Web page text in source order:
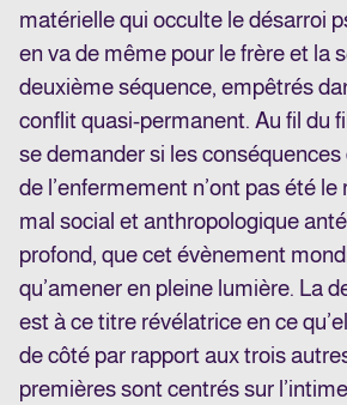
matérielle qui occulte le désarroi
en va de même pour le frère et la
deuxième séquence, empêtrés
conflit quasi-permanent. Au fil du
se demander si les conséquences
de l’enfermement n’ont pas été le
mal social et anthropologique
profond, que cet évènement
qu’amener en pleine lumière. La
est à ce titre révélatrice en ce
de côté par rapport aux trois
premières sont centrés sur